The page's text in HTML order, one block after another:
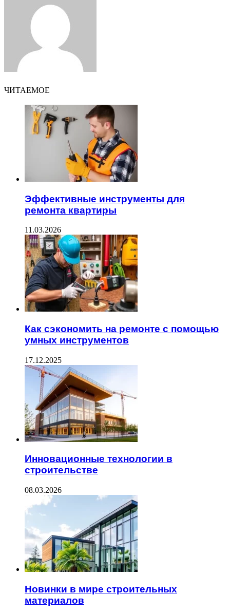
ЧИТАЕМОЕ
Эффективные инструменты для
ремонта квартиры
11.03.2026
Как сэкономить на ремонте с помощью
умных инструментов
17.12.2025
Инновационные технологии в
строительстве
08.03.2026
Новинки в мире строительных
материалов